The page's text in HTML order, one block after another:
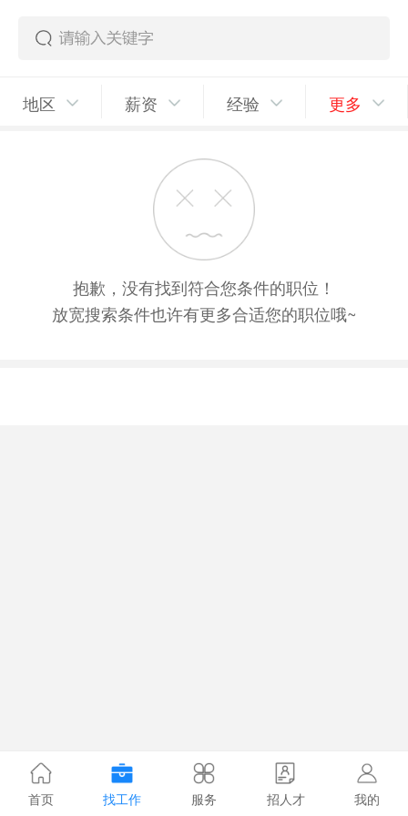
地区 薪资 经验 更多
抱歉，没有找到符合您条件的职位！
放宽搜索条件也许有更多合适您的职位哦~
首页 找工作 服务 招人才 我的